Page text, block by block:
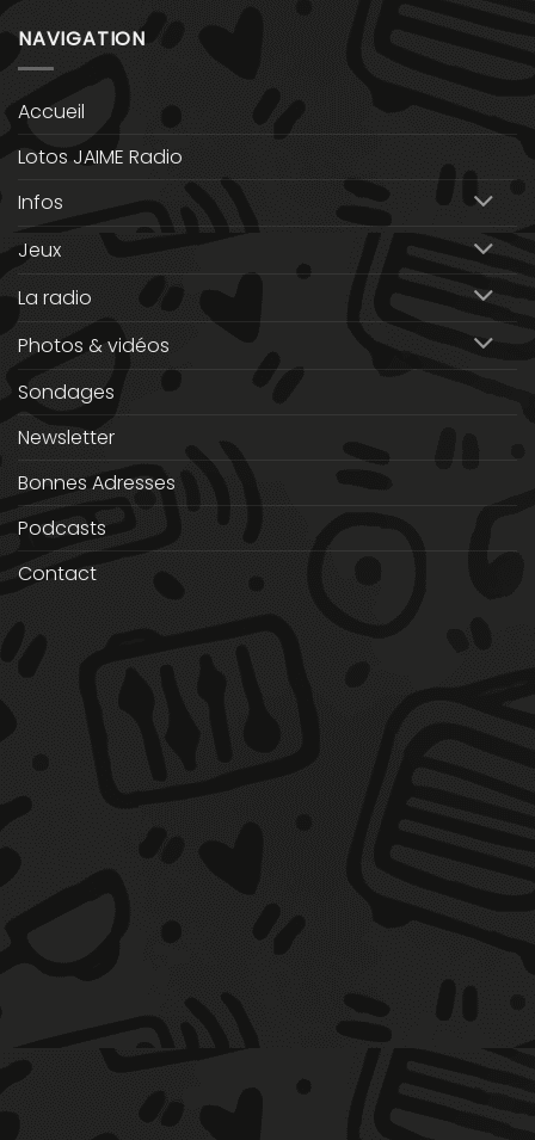
NAVIGATION
Accueil
Lotos JAIME Radio
Infos
Jeux
La radio
Photos & vidéos
Sondages
Newsletter
Bonnes Adresses
Podcasts
Contact